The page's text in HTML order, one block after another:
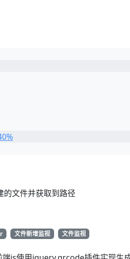
的文件并获取到路径
文件新增监视 文件监视